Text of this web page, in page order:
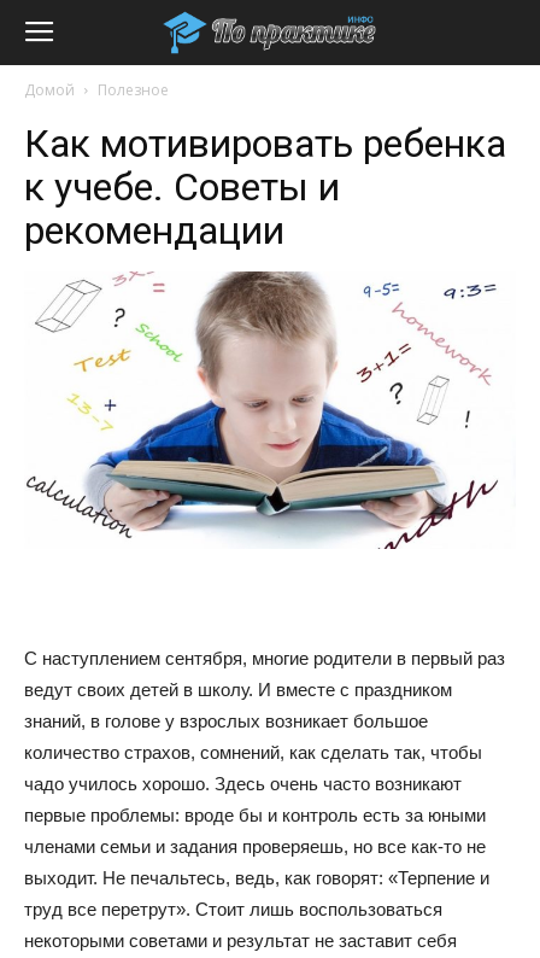
Домой Полезное
Как мотивировать ребенка
к учебе. Советы и
рекомендации
С наступлением сентября, многие родители в первый раз
ведут своих детей в школу. И вместе с праздником
знаний, в голове у взрослых возникает большое
количество страхов, сомнений, как сделать так, чтобы
чадо училось хорошо. Здесь очень часто возникают
первые проблемы: вроде бы и контроль есть за юными
членами семьи и задания проверяешь, но все как-то не
выходит. Не печальтесь, ведь, как говорят: «Терпение и
труд все перетрут». Стоит лишь воспользоваться
некоторыми советами и результат не заставит себя